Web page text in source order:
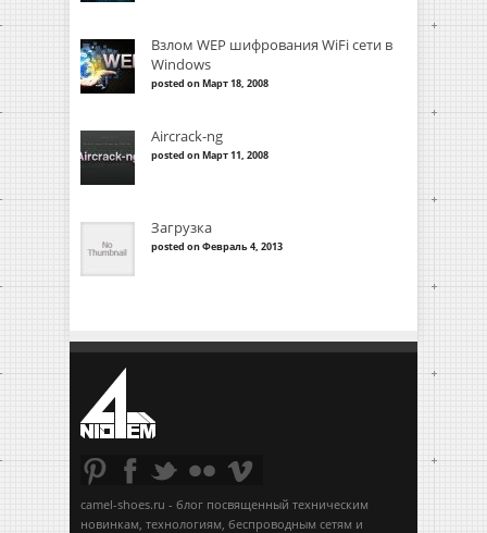
Взлом WEP шифрования WiFi сети в
Windows
posted on Март 18, 2008
Aircrack-ng
posted on Март 11, 2008
Загрузка
posted on Февраль 4, 2013
camel-shoes.ru - блог посвященный техническим
новинкам, технологиям, беспроводным сетям и